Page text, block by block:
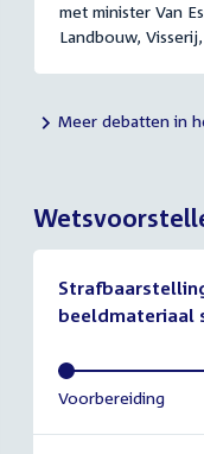
met minister Van
Landbouw,
Meer debatten in
beeldmateriaal
Voltooid:
Voorbereiding